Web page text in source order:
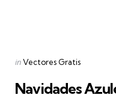
Categories
Posted
inVectores Gratis
Navidades